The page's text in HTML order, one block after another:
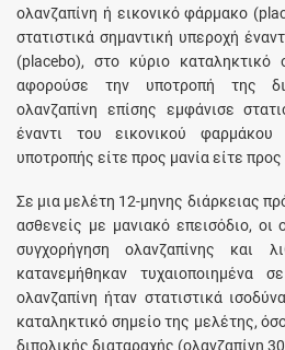
ολανζαπίνη ή εικονικό φάρμακο
στατιστικά σημαντική υπεροχή
(placebo), στο κύριο καταληκτικό
αφορούσε την υποτροπή της
ολανζαπίνη επίσης εμφάνισε
έναντι του εικονικού
υποτροπής είτε προς μανία είτε
Σε μια μελέτη 12-μηνης διάρκειας
ασθενείς με μανιακό επεισόδιο, οι
συγχορήγηση ολανζαπίνης και
κατανεμήθηκαν τυχαιοποιημένα
ολανζαπίνη ήταν στατιστικά
καταληκτικό σημείο της μελέτης,
διπολικής διαταραχής (ολανζαπίνη